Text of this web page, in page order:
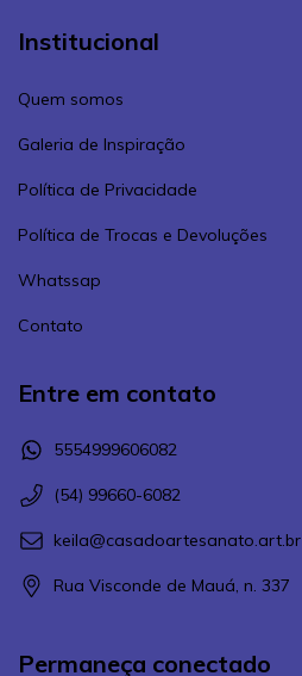
Institucional
Quem somos
Galeria de Inspiração
Política de Privacidade
Política de Trocas e Devoluções
Whatssap
Contato
Entre em contato
5554999606082
(54) 99660-6082
keila@casadoartesanato.art.br
Rua Visconde de Mauá, n. 337
Permaneça conectado